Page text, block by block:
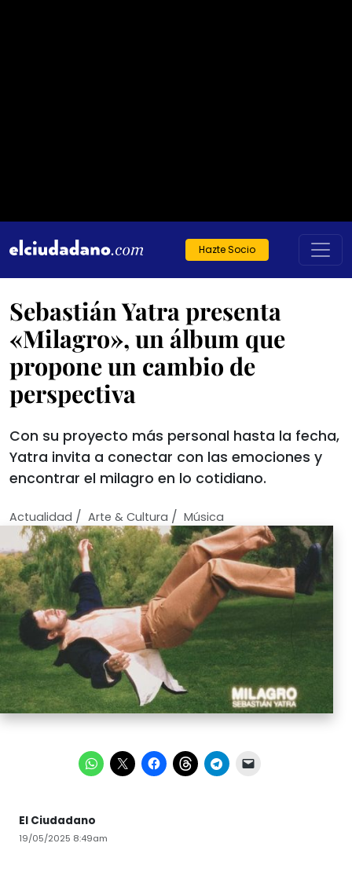
Hazte Socio
Sebastián Yatra presenta
«Milagro», un álbum que
propone un cambio de
perspectiva
Con su proyecto más personal hasta la fecha,
Yatra invita a conectar con las emociones y
encontrar el milagro en lo cotidiano.
Actualidad / Arte & Cultura / Música
El Ciudadano
19/05/2025 8:49am